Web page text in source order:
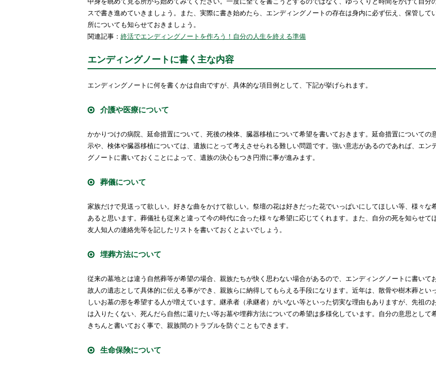
スで書き進めていきましょう。また、実際に書き始めたら、エンディングノートの存在は身内に必ず伝え、保管して
所についても知らせておきましょう。
関連記事： 終活でエンディングノートを作ろう！自分の人生を終える準備
エンディングノートに書く主な内容
エンディングノートに何を書くかは自由ですが、具体的な項目例として、下記が挙げられます。
介護や医療について
かかりつけの病院、延命措置について、死後の検体、臓器移植について希望を書いておきます。延命措置についての
示や、検体や臓器移植については、遺族にとって考えさせられる難しい問題です。強い意志があるのであれば、エン
グノートに書いておくことによって、遺族の決心もつき円滑に事が進みます。
葬儀について
家族だけで見送って欲しい。好きな曲をかけて欲しい。祭壇の花は好きだった花でいっぱいにしてほしい等、様々な
あると思います。葬儀社も従来と違って今の時代に合った様々な希望に応じてくれます。また、自分の死を知らせて
友人知人の連絡先等を記したリストを書いておくとよいでしょう。
埋葬方法について
従来の墓地とは違う自然葬等が希望の場合、親族たちが快く思わない場合があるので、エンディングノートに書いて
故人の遺志として具体的に伝える事ができ、親族らに納得してもらえる手段になります。近年は、散骨や樹木葬とい
しいお墓の形を希望する人が増えています。継承者（承継者）がいない等といった切実な理由もありますが、先祖の
は入りたくない、死んだら自然に還りたい等お墓や埋葬方法についての希望は多様化しています。自分の意思として
きちんと書いておく事で、親族間のトラブルを防ぐこともできます。
生命保険について